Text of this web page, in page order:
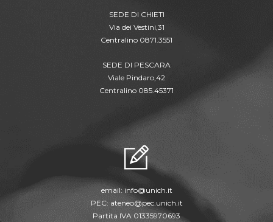
SEDE DI CHIETI
Via dei Vestini,31
Centralino 0871.3551
SEDE DI PESCARA
Viale Pindaro,42
Centralino 085.45371
email:info@unich.it
PEC: ateneo@pec.unich.it
Partita IVA 01335970693